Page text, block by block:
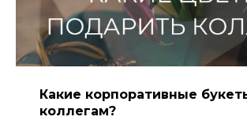
Какие корпоративные
коллегам?